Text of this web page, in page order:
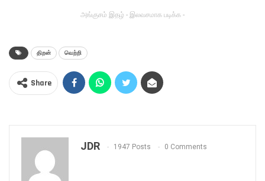
அங்குசம் இதழ் - இலவசமாக படிக்க -
திறன் வெற்றி
Share
JDR 1947 Posts 0 Comments